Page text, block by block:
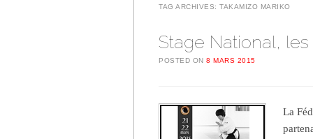
TAG ARCHIVES: TAKAMIZO MARIKO
Stage National, les
POSTED ON 8 MARS 2015
La